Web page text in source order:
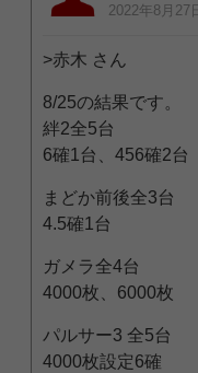
2022年8月27
>赤木 さん
8/25の結果です。
絆2全5台
6確1台、456確2台
まどか前後全3台
4.5確1台
ガメラ全4台
4000枚、6000枚
パルサー3 全5台
4000枚設定6確